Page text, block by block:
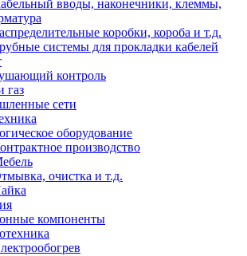
вводы, наконечники, клеммы,
коробки, короба и т.д.
системы для прокладки кабелей
контроль
газ
сети
оборудование
производство
очистка и т.д.
компоненты